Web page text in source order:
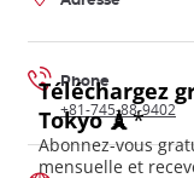
Phone
+81-745-88-9402